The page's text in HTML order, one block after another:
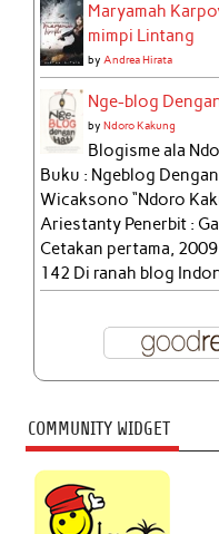
Maryamah
mimpi Lintang
byAndrea Hirata
Nge-blog
byNdoro Kakung
Blogisme ala
Buku : Ngeblog
Wicaksono “Ndoro
Ariestanty Penerbit :
Cetakan pertama,
142 Di ranah blog
COMMUNITY WIDGET